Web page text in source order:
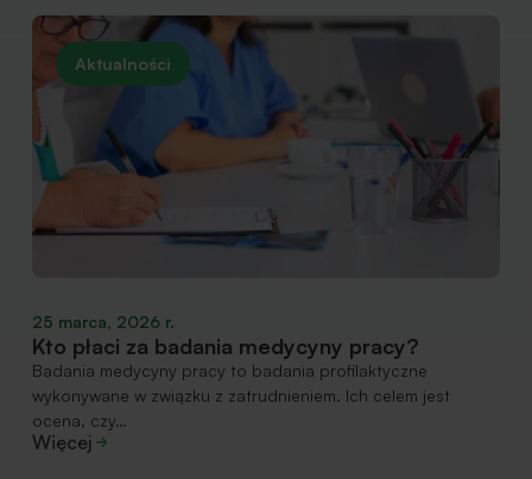
Aktualności
25 marca, 2026 r.
Kto płaci za badania medycyny pracy?
Badania medycyny pracy to badania profilaktyczne
wykonywane w związku z zatrudnieniem. Ich celem jest
ocena, czy…
Więcej